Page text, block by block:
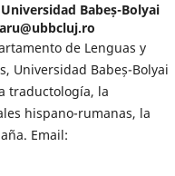
Babeș-Bolyai
de Lenguas y
Universidad Babeș-Bolyai
traductología, la
hispano-rumanas, la
Email: